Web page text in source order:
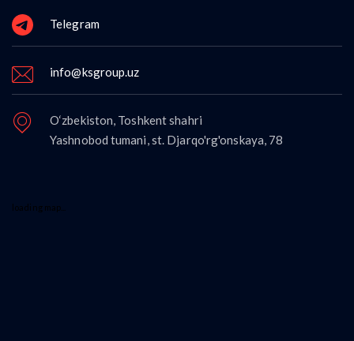
Telegram
info@ksgroup.uz
O‘zbekiston, Toshkent shahri
Yashnobod tumani, st. Djarqo'rg'onskaya, 78
loading map...